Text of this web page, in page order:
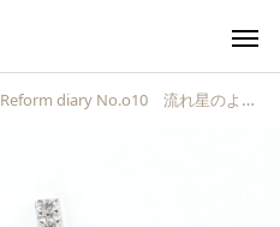
Reform diary No.o10 流れ星のような煌めくピアス